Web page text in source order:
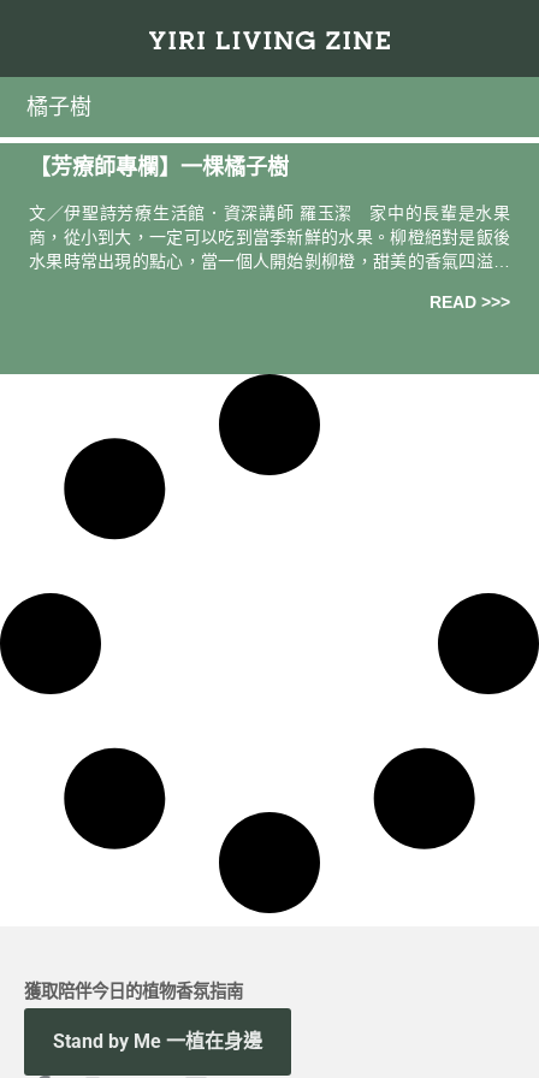
橘子樹
【芳療師專欄】一棵橘子樹
文／伊聖詩芳療生活館．資深講師 羅玉潔 家中的長輩是水果
商，從小到大，一定可以吃到當季新鮮的水果。柳橙絕對是飯後
水果時常出現的點心，當一個人開始剝柳橙，甜美的香氣四溢在
READ >>>
獲取陪伴今日的植物香氛指南
Stand by Me 一植在身邊